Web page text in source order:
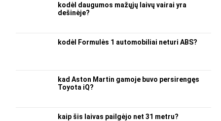
kodėl daugumos mažųjų laivų vairai yra
dešinėje?
kodėl Formulės 1 automobiliai neturi ABS?
kad Aston Martin gamoje buvo persirengęs
Toyota iQ?
kaip šis laivas pailgėjo net 31 metru?